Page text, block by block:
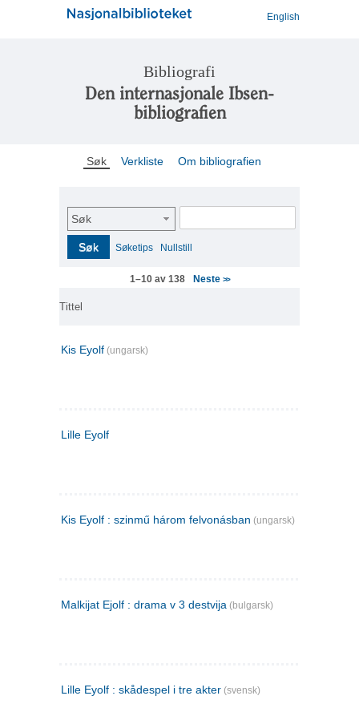
English
Bibliografi
Den internasjonale Ibsen-
bibliografien
Søk Verkliste Om bibliografien
Søk
Søk Søketips Nullstill
1–10 av 138 Neste >>
Tittel
Kis Eyolf (ungarsk)
Lille Eyolf
Kis Eyolf : szinmű három felvonásban (ungarsk)
Malkijat Ejolf : drama v 3 destvija (bulgarsk)
Lille Eyolf : skådespel i tre akter (svensk)